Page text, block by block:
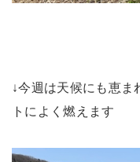
↓今週は天候にも恵ま
トによく燃えます